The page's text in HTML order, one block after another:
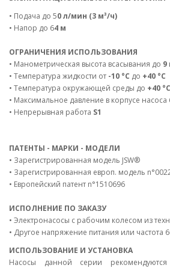
• Подача до 50 л/мин (3 м³/ч)
• Напор до 64 м
ОГРАНИЧЕНИЯ ИСПОЛЬЗОВАНИЯ
• Манометрическая высота всасывания до 9
• Температура жидкости от -10 °C до +40 °C
• Температура окружающей среды до +40 °C
• Максимальное давление в корпусе насоса
• Непрерывная работа S1
ПАТЕНТЫ - МАРКИ - МОДЕЛИ
• Зарегистрированная модель JSW®
• Зарегистрированная европ. модель
• Европейский патент n°1510696
ИСПОЛНЕНИЕ ПО ЗАКАЗУ
• Электронасосы с рабочим колесом из
• Другое напряжение питания или частота
ИСПОЛЬЗОВАНИЕ И УСТАНОВКА
Насосы данной серии